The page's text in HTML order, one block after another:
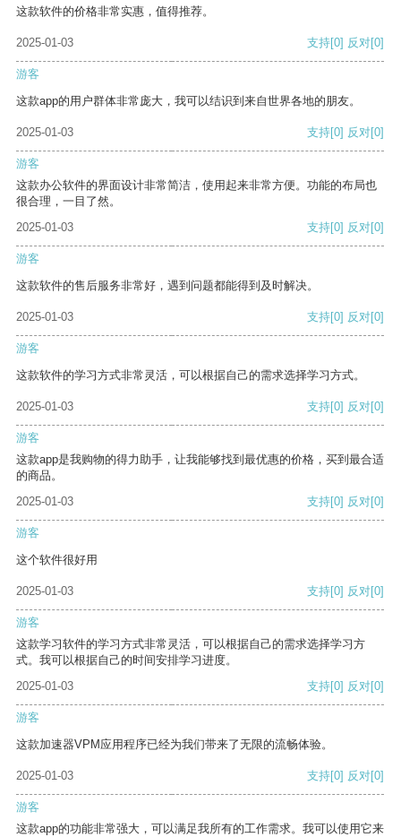
这款软件的价格非常实惠，值得推荐。
2025-01-03 支持[0] 反对[0]
游客
这款app的用户群体非常庞大，我可以结识到来自世界各地的朋友。
2025-01-03 支持[0] 反对[0]
游客
这款办公软件的界面设计非常简洁，使用起来非常方便。功能的布局也
很合理，一目了然。
2025-01-03
支持[0] 反对[0]
游客
这款软件的售后服务非常好，遇到问题都能得到及时解决。
2025-01-03 支持[0] 反对[0]
游客
这款软件的学习方式非常灵活，可以根据自己的需求选择学习方式。
2025-01-03 支持[0] 反对[0]
游客
这款app是我购物的得力助手，让我能够找到最优惠的价格，买到最合适
的商品。
2025-01-03
支持[0] 反对[0]
游客
这个软件很好用
2025-01-03 支持[0] 反对[0]
游客
这款学习软件的学习方式非常灵活，可以根据自己的需求选择学习方
式。我可以根据自己的时间安排学习进度。
2025-01-03
支持[0] 反对[0]
游客
这款加速器VPM应用程序已经为我们带来了无限的流畅体验。
2025-01-03 支持[0] 反对[0]
游客
这款app的功能非常强大，可以满足我所有的工作需求。我可以使用它来